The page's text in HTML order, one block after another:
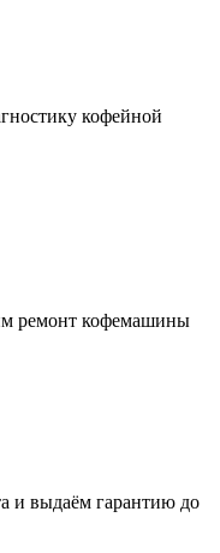
кофейной
ремонт кофемашины
и выдаём гарантию до